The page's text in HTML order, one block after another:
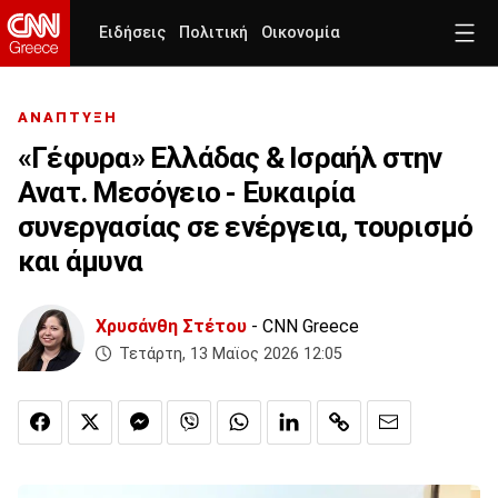
Ειδήσεις Πολιτική Οικονομία
ΑΝΑΠΤΥΞΗ
«Γέφυρα» Ελλάδας & Ισραήλ στην
Ανατ. Μεσόγειο - Ευκαιρία
συνεργασίας σε ενέργεια, τουρισμό
και άμυνα
Χρυσάνθη Στέτου - CNN Greece
Τετάρτη, 13 Μαϊος 2026 12:05